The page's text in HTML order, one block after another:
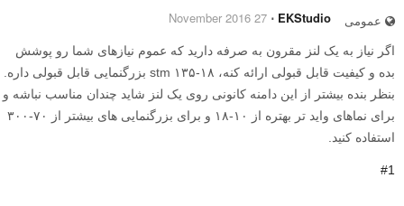
عمومی EKStudio
⋅
27 November 2016
اگر نیاز به یک لنز مقرون به صرفه دارید که عموم نیازهای شما رو پوشش
بده و کیفیت قابل قبولی ارائه کنه، ۱۸-۱۳۵ stm بزرگنمایی قابل قبولی داره.
بنظر بنده بیشتر از این دامنه کانونی روی یک لنز شاید چندان مناسب نباشه و
برای نماهای واید تر بهتره از ۱۰-۱۸ و برای بزرگنمایی های بیشتر از ۷۰-۳۰۰
استفاده کنید.
#1